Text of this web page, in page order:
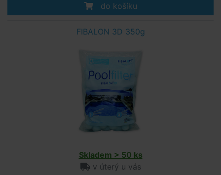
do košíku
FIBALON 3D 350g
Skladem > 50 ks
v úterý u vás